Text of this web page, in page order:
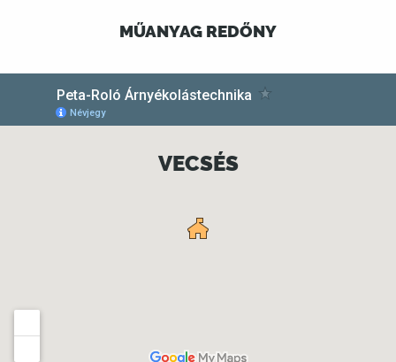
MŰANYAG REDŐNY
VECSÉS